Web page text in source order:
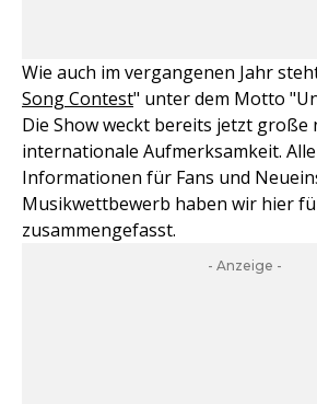
Wie auch im vergangenen Jahr
Song Contest" unter dem Motto
Die Show weckt bereits jetzt große
internationale Aufmerksamkeit.
Informationen für Fans und
Musikwettbewerb haben wir hier
zusammengefasst.
- Anzeige -